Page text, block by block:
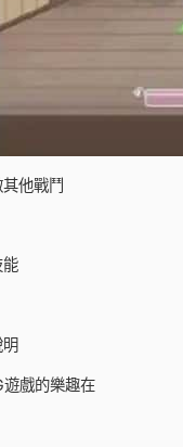
他戰鬥
能
戲的樂趣在